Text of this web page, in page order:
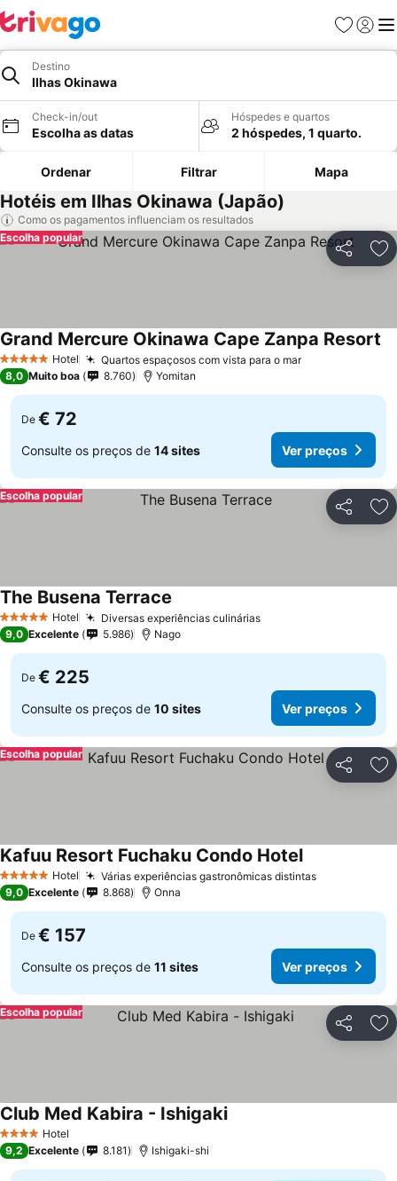
Favoritos
Iniciar
Destino
Ilhas Okinawa
Check-in/out
Escolha as datas
Hóspedes e quartos
2 hóspedes, 1 quarto.
Ordenar Filtrar Mapa
Hotéis em Ilhas Okinawa (Japão)
Como os pagamentos influenciam os resultados
Partilhar
Escolha popular
5 Estrelas Hotel Quartos espaçosos com vista para o mar
Grand Mercure Okinawa Cape Zanpa Resort
8,0 Muito boa 8.760 Yomitan
De € 72
Consulte os preços de 14 sites Ver preços
Partilhar
Escolha popular
5 Estrelas Hotel Diversas experiências culinárias
The Busena Terrace
9,0 Excelente 5.986 Nago
De € 225
Consulte os preços de 10 sites Ver preços
Partilhar
Escolha popular
5 Estrelas Hotel Várias experiências gastronômicas distintas
Kafuu Resort Fuchaku Condo Hotel
9,0 Excelente 8.868 Onna
De € 157
Consulte os preços de 11 sites Ver preços
Partilhar
Escolha popular
4 EstrelasHotel
Club Med Kabira - Ishigaki
9,2 Excelente 8.181 Ishigaki-shi